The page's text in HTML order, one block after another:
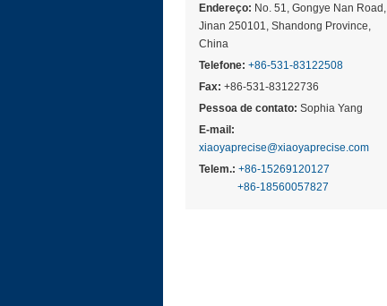
Endereço: No. 51, Gongye Nan Road,
Jinan 250101, Shandong Province,
China
Telefone: +86-531-83122508
Fax: +86-531-83122736
Pessoa de contato: Sophia Yang
E-mail:
xiaoyaprecise@xiaoyaprecise.com
Telem.: +86-15269120127
+86-18560057827